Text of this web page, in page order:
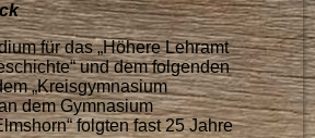
für das „Höhere Lehramt
und dem folgenden
„Kreisgymnasium
dem Gymnasium
folgten fast 25 Jahre